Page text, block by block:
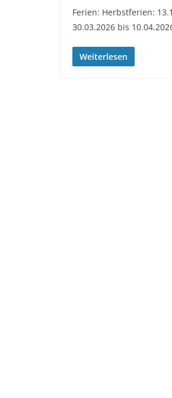
Ferien: Herbstferien:
30.03.2026 bis
Weiterlesen